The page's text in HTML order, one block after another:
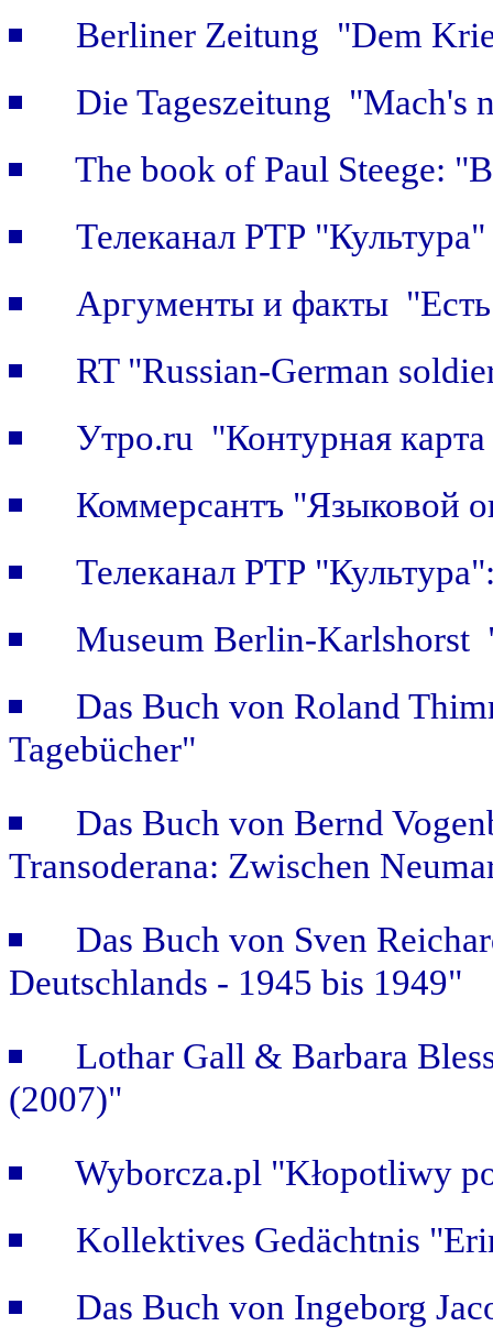
Berliner Zeitung "Dem
Die Tageszeitung "Mach's
The book of Paul Steege:
Телеканал РТР
Аргументы и факты
RT "Russian-German
Утро.ru "Контурная
Коммерсантъ "Языковой
Телеканал РТР
Museum Berlin-Karlshorst
Das Buch von Roland
Tagebücher"
Das Buch von Bernd
Transoderana: Zwischen
Das Buch von Sven
Deutschlands - 1945 bis 1949"
Lothar Gall & Barbara
(2007)"
Wyborcza.pl "Kłopotliwy
Kollektives Gedächtnis
Das Buch von Ingeborg